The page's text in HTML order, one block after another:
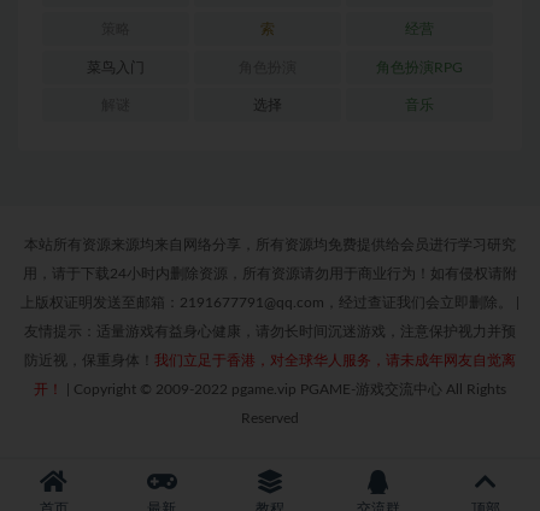
索 经营
菜鸟入门 角色扮演RPG
选择 音乐
本站所有资源来源均来自网络分享，所有资源均免费提供给会员进行学习研究
用，请于下载24小时内删除资源，所有资源请勿用于商业行为！如有侵权请附
上版权证明发送至邮箱：2191677791@qq.com，经过查证我们会立即删除。
友情提示：适量游戏有益身心健康，请勿长时间沉迷游戏，注意保护视力并预
防近视，保重身体！ 我们立足于香港，对全球华人服务，请未成年网友自觉离
开！
Copyright © 2009-2022 pgame.vip PGAME-游戏交流中心 All Rights
Reserved